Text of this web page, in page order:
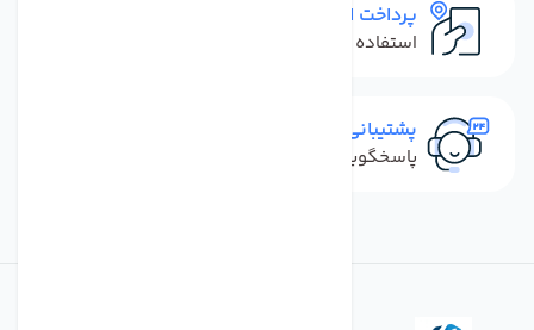
پرداخت امن
استفاده از روش‌های پرداخت امن
پشتیبانی سریع
پاسخگویی سریع به تماس‌ها و پیام‌ها